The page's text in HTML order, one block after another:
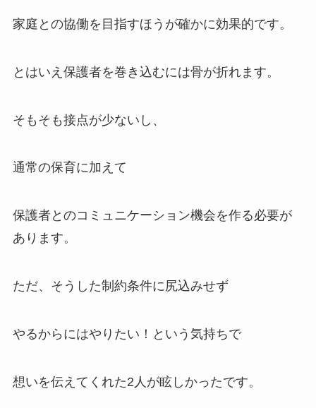
家庭との協働を目指すほうが確かに効果的です。
とはいえ保護者を巻き込むには骨が折れます。
そもそも接点が少ないし、
通常の保育に加えて
保護者とのコミュニケーション機会を作る必要が
あります。
ただ、そうした制約条件に尻込みせず
やるからにはやりたい！という気持ちで
想いを伝えてくれた2人が眩しかったです。